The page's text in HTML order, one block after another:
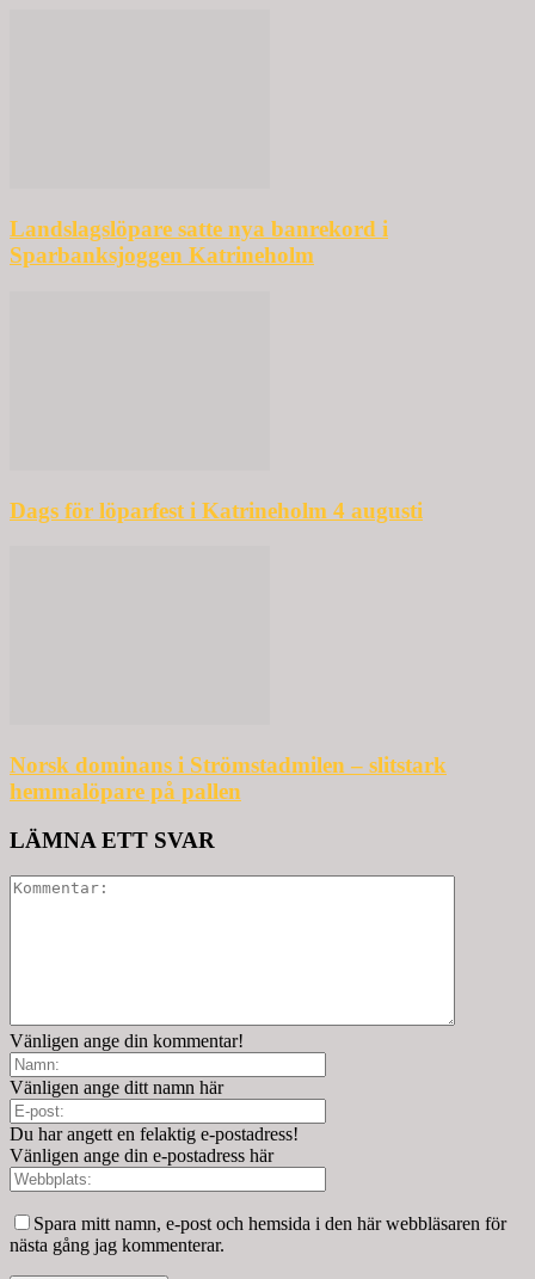
Landslagslöpare satte nya banrekord i
Sparbanksjoggen Katrineholm
Dags för löparfest i Katrineholm 4 augusti
Norsk dominans i Strömstadmilen – slitstark
hemmalöpare på pallen
LÄMNA ETT SVAR
Vänligen ange din kommentar!
Vänligen ange ditt namn här
Du har angett en felaktig e-postadress!
Vänligen ange din e-postadress här
Spara mitt namn, e-post och hemsida i den här webbläsaren för
nästa gång jag kommenterar.